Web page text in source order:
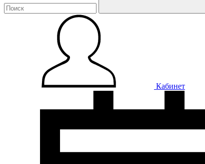
Кабинет